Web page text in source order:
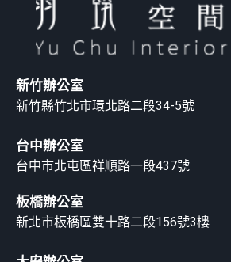
新竹辦公室
新竹縣竹北市環北路二段34-5號
台中辦公室
台中市北屯區祥順路一段437號
板橋辦公室
新北市板橋區雙十路二段156號3樓